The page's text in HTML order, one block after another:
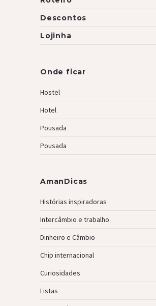
Descontos
Lojinha
Onde ficar
Hostel
Hotel
Pousada
Pousada
AmanDicas
Histórias inspiradoras
Intercâmbio e trabalho
Dinheiro e Câmbio
Chip internacional
Curiosidades
Listas